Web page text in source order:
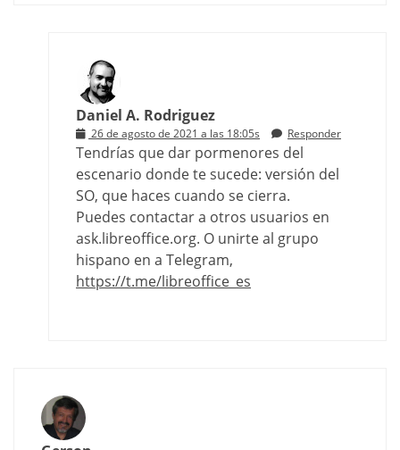
Daniel A. Rodriguez
26 de agosto de 2021 a las 18:05s Responder
Tendrías que dar pormenores del
escenario donde te sucede: versión del
SO, que haces cuando se cierra.
Puedes contactar a otros usuarios en
ask.libreoffice.org. O unirte al grupo
hispano en a Telegram,
https://t.me/libreoffice_es